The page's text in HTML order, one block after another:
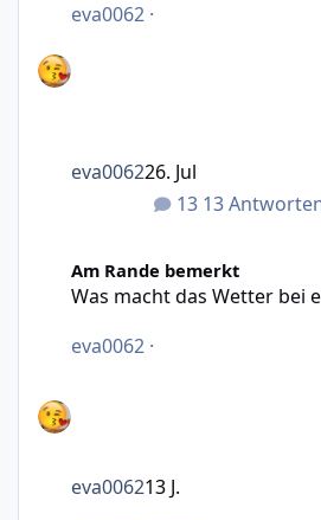
eva0062 ·
13
eva006226. Jul
Am Rande bemerkt
Was macht das Wetter bei
eva0062 ·
eva006213 J.